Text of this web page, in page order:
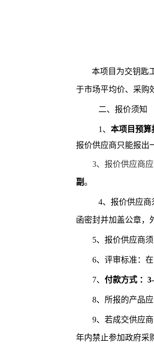
本项目为交钥匙
于市场平均价、采购
二、报价须知
1、本项目预算
报价供应商只能报出
3、报价供应商
副。
4、报价供应商
函密封并加盖公章，
5、报价供应商
6、评审标准：
7、付款方式 ：
8、所报的产品
9、若成交供应
年内禁止参加政府采